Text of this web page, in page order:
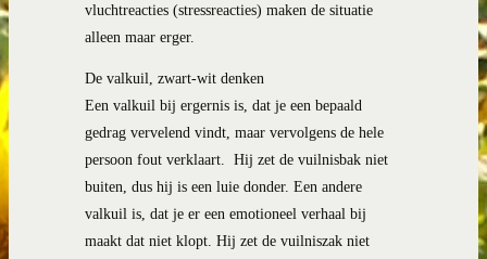
vluchtreacties (stressreacties) maken de situatie
alleen maar erger.
De valkuil, zwart-wit denken
Een valkuil bij ergernis is, dat je een bepaald
gedrag vervelend vindt, maar vervolgens de hele
persoon fout verklaart. Hij zet de vuilnisbak niet
buiten, dus hij is een luie donder. Een andere
valkuil is, dat je er een emotioneel verhaal bij
maakt dat niet klopt. Hij zet de vuilniszak niet